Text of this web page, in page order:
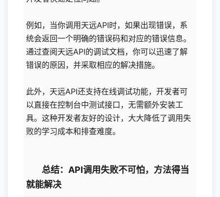
例如，当你调用天远API时，如果出现错误，系
统会返回一个明确的错误码和对应的错误信息。
通过查阅天远API的调试文档，你可以迅速了解
错误的原因，并采取相应的解决措施。
此外，天远API还支持在线调试功能，开发者可
以直接在控制台中测试接口，无需额外安装工
具。这种开发者友好的设计，大大降低了调用失
败的学习成本和排查难度。
总结：API调用失败不可怕，方法得当
就能解决